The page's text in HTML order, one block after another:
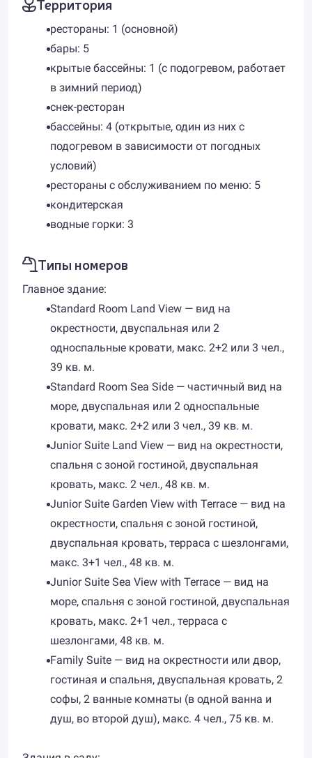
Территория
рестораны: 1 (основной)
бары: 5
крытые бассейны: 1 (с подогревом, работает
в зимний период)
снек-ресторан
бассейны: 4 (открытые, один из них с
подогревом в зависимости от погодных
условий)
рестораны с обслуживанием по меню: 5
кондитерская
водные горки: 3
Типы номеров
Главное здание:
Standard Room Land View — вид на
окрестности, двуспальная или 2
односпальные кровати, макс. 2+2 или 3 чел.,
39 кв. м.
Standard Room Sea Side — частичный вид на
море, двуспальная или 2 односпальные
кровати, макс. 2+2 или 3 чел., 39 кв. м.
Junior Suite Land View — вид на окрестности,
спальня с зоной гостиной, двуспальная
кровать, макс. 2 чел., 48 кв. м.
Junior Suite Garden View with Terrace — вид на
окрестности, спальня с зоной гостиной,
двуспальная кровать, терраса с шезлонгами,
макс. 3+1 чел., 48 кв. м.
Junior Suite Sea View with Terrace — вид на
море, спальня с зоной гостиной, двуспальная
кровать, макс. 2+1 чел., терраса с
шезлонгами, 48 кв. м.
Family Suite — вид на окрестности или двор,
гостиная и спальня, двуспальная кровать, 2
софы, 2 ванные комнаты (в одной ванна и
душ, во второй душ), макс. 4 чел., 75 кв. м.